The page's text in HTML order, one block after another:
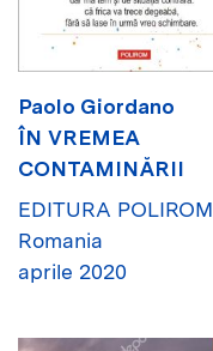
Paolo Giordano
ÎN VREMEA
CONTAMINĂRII
EDITURA POLIROM
Romania
aprile 2020